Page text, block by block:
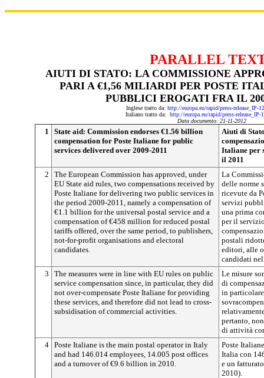
PARALLEL
AIUTI DI STATO: LA COMMISSIONE
PARI A €1,56 MILIARDI PER POSTE
PUBBLICI EROGATI FRA IL
Inglese tratto da: http://europa.eu/rapid/press-release_IP-
Italiano tratto da: http://europa.eu/rapid/press-
Data documento: 21-11-2012
1
State aid: Commission endorses €1.56 billion
compensation for Poste Italiane for public
services delivered over 2009-2011
Aiuti di
Italiane per
il 2011
2
The European Commission has approved, under
EU State aid rules, two compensations received by
Poste Italiane for delivering two public services in
the period 2009-2011, namely a compensation of
€1.1 billion for the universal postal service and a
compensation of €458 million for reduced postal
tariffs offered, over the same period, to publishers,
not-for-profit organisations and electoral
candidates.
La
delle norme
ricevute da
servizi
una prima
per il
postali
editori, alle
candidati
3
The measures were in line with EU rules on public
service compensation since, in particular, they did
not over-compensate Poste Italiane for providing
these services, and therefore did not lead to cross-
subsidisation of commercial activities.
Le misure
di
in
pertanto,
di attività
4 Poste Italiane is the main postal operator in Italy
and had 146.014 employees, 14.005 post offices
and a turnover of €9.6 billion in 2010.
Poste
Italia con
e un
2010).